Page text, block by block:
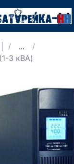
...
3 кВА)